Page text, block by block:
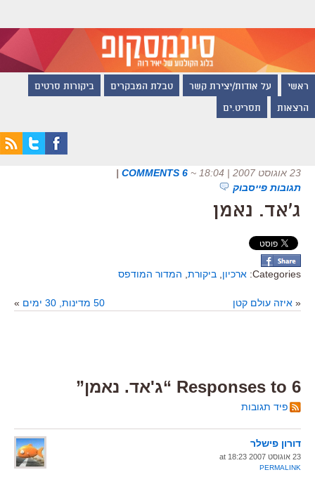
ראשי על אודות/יצירת קשר טבלת המבקרים ביקורות סרטים
הרצאות תסריט.ים
23 אוגוסט 2007 | 18:04 ~
6 COMMENTS
|
תגובות פייסבוק
ג'אד. נאמן
Categories: ארכיון ביקורת המדור המודפס
« איזה עולם קטן 50 מדינות, 30 ימים »
6 Responses to “ג'אד. נאמן”
פיד תגובות
דורון פישלר
23 אוגוסט 2007 at 18:23
PERMALINK